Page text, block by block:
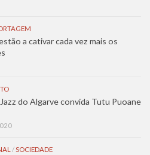
a cativar cada vez mais os
do Algarve convida Tutu Puoane
/SOCIEDADE